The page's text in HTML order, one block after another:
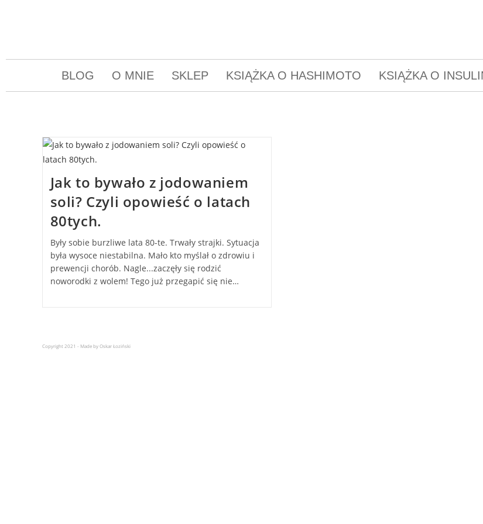
BLOG O MNIE SKLEP KSIĄŻKA O HASHIMOTO KSIĄŻKA O
Jak to bywało z jodowaniem
soli? Czyli opowieść o latach
80tych.
Były sobie burzliwe lata 80-te. Trwały strajki. Sytuacja
była wysoce niestabilna. Mało kto myślał o zdrowiu i
prewencji chorób. Nagle...zaczęły się rodzić
noworodki z wolem! Tego już przegapić się nie…
Copyright 2021 - Made by Oskar Łoziński